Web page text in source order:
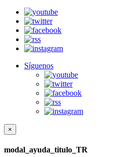
Síguenos
×
modal_ayuda_titulo_TR